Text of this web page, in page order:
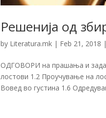
Решенија од
by Literatura.mk | Feb 21, 2018 |
ОДГОВОРИ на прашања и
лостови 1.2 Проучување на
Вовед во густина 1.6